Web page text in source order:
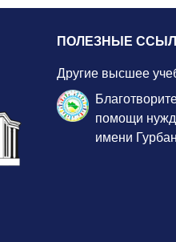
ПОЛЕЗНЫЕ
Другие высшее
помощи
имени